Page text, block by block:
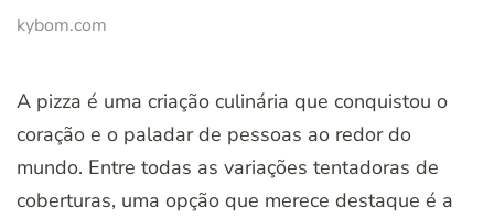
kybom.com
A pizza é uma criação culinária que conquistou o
coração e o paladar de pessoas ao redor do
mundo. Entre todas as variações tentadoras de
coberturas, uma opção que merece destaque é a